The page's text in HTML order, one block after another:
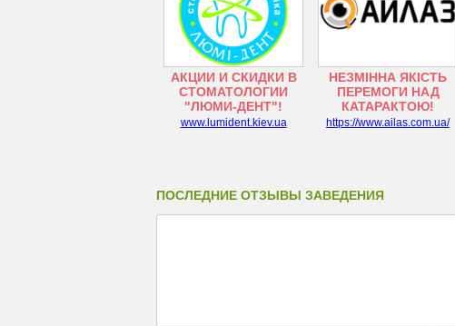
АКЦИИ И СКИДКИ В
СТОМАТОЛОГИИ
"ЛЮМИ-ДЕНТ"!
www.lumident.kiev.ua
НЕЗМІННА ЯКІСТЬ
ПЕРЕМОГИ НАД
КАТАРАКТОЮ!
https://www.ailas.com.ua/
ПОСЛЕДНИЕ ОТЗЫВЫ ЗАВЕДЕНИЯ